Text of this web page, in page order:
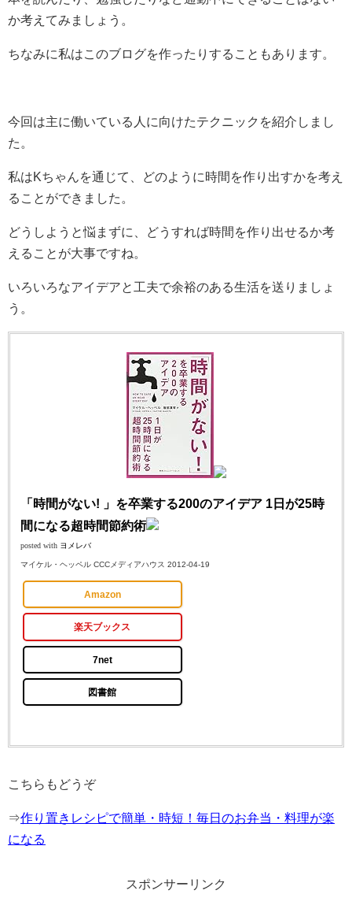
か考えてみましょう。
ちなみに私はこのブログを作ったりすることもあります。
今回は主に働いている人に向けたテクニックを紹介しまし
た。
私はKちゃんを通じて、どのように時間を作り出すかを考え
ることができました。
どうしようと悩まずに、どうすれば時間を作り出せるか考
えることが大事ですね。
いろいろなアイデアと工夫で余裕のある生活を送りましょ
う。
「時間がない! 」を卒業する200のアイデア 1日が25時
間になる超時間節約術
posted with ヨメレバ
マイケル・ヘッペル CCCメディアハウス 2012-04-19
Amazon
楽天ブックス
7net
図書館
こちらもどうぞ
⇒作り置きレシピで簡単・時短！毎日のお弁当・料理が楽
になる
スポンサーリンク